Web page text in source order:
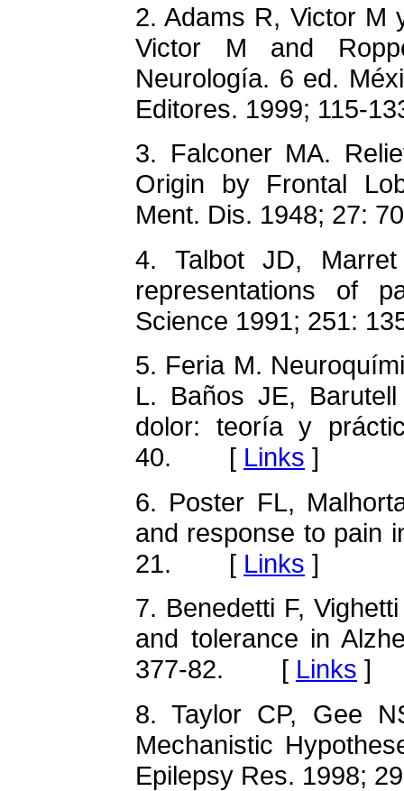
2. Adams R, Victor M
Victor M and
Neurología. 6 ed.
Editores. 1999;
3. Falconer MA.
Origin by Frontal
Ment. Dis. 1948;
4. Talbot JD,
representations of
Science 1991; 251:
5. Feria M.
L. Baños JE,
dolor: teoría y
40. [ Links ]
6. Poster FL,
and response to pain
21. [ Links ]
7. Benedetti F,
and tolerance in
377-82. [ Links ]
8. Taylor CP, Gee
Mechanistic
Epilepsy Res.